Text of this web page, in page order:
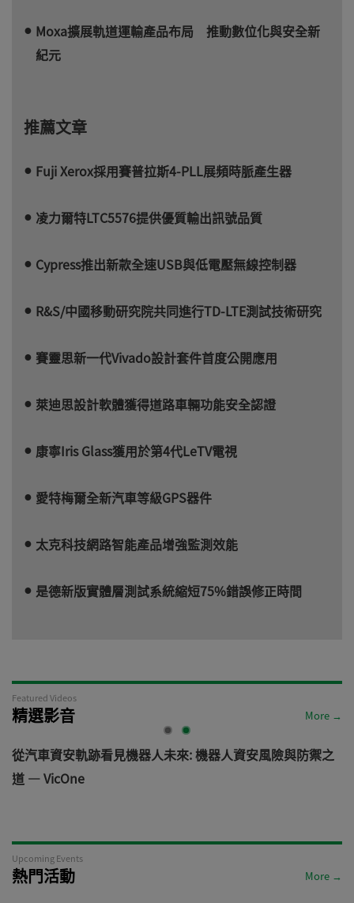
Moxa擴展軌道運輸產品布局 推動數位化與安全新
紀元
推薦文章
Fuji Xerox採用賽普拉斯4-PLL展頻時脈產生器
凌力爾特LTC5576提供優質輸出訊號品質
Cypress推出新款全速USB與低電壓無線控制器
R&S/中國移動研究院共同進行TD-LTE測試技術研究
賽靈思新一代Vivado設計套件首度公開應用
萊迪思設計軟體獲得道路車輛功能安全認證
康寧Iris Glass獲用於第4代LeTV電視
愛特梅爾全新汽車等級GPS器件
太克科技網路智能產品增強監測效能
是德新版實體層測試系統縮短75%錯誤修正時間
Featured Videos
精選影音 More →
從汽車資安軌跡看見機器人未來: 機器人資安風險與防禦之
道 — VicOne
Upcoming Events
熱門活動 More →